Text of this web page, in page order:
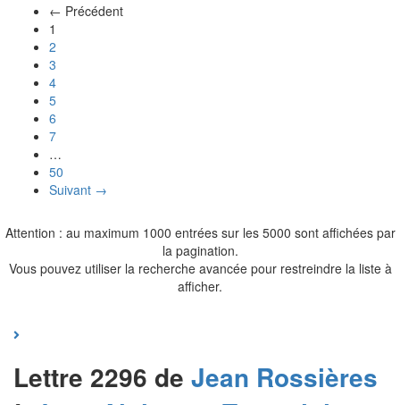
← Précédent
1
2
3
4
5
6
7
…
50
Suivant →
Attention : au maximum 1000 entrées sur les 5000 sont affichées par
la pagination.
Vous pouvez utiliser la recherche avancée pour restreindre la liste à
afficher.
Lettre 2296 de Jean Rossières